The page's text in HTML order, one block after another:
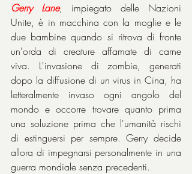
Gerry Lane, impiegato delle Nazioni
Unite, è in macchina con la moglie e le
due bambine quando si ritrova di fronte
un'orda di creature affamate di carne
viva. L'invasione di zombie, generati
dopo la diffusione di un virus in Cina, ha
letteralmente invaso ogni angolo del
mondo e occorre trovare quanto prima
una soluzione prima che l'umanità rischi
di estinguersi per sempre. Gerry decide
allora di impegnarsi personalmente in una
guerra mondiale senza precedenti.